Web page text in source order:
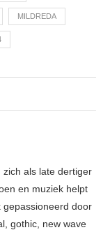
MILDREDA
als late dertiger
en muziek helpt
gepassioneerd door
gothic, new wave